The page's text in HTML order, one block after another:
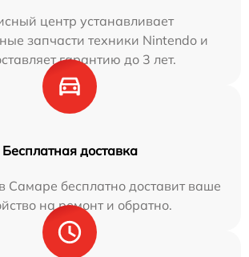
центр устанавливает
запчасти техники Nintendo и
гарантию до 3 лет.
Бесплатная доставка
Самаре бесплатно доставит ваше
на ремонт и обратно.